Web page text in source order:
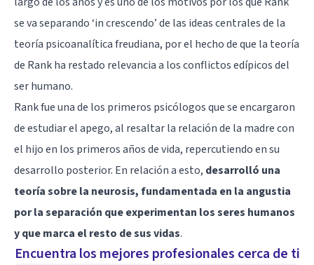
se va separando ‘in crescendo’ de las ideas centrales de la
teoría psicoanalítica freudiana, por el hecho de que la teoría
de Rank ha restado relevancia a los conflictos edípicos del
ser humano.
Rank fue una de los primeros psicólogos que se encargaron
de estudiar el apego, al resaltar la relación de la madre con
el hijo en los primeros años de vida, repercutiendo en su
desarrollo posterior. En relación a esto, desarrolló una
teoría sobre la neurosis, fundamentada en la angustia
por la separación que experimentan los seres humanos
y que marca el resto de sus vidas.
Encuentra los mejores profesionales cerca de ti